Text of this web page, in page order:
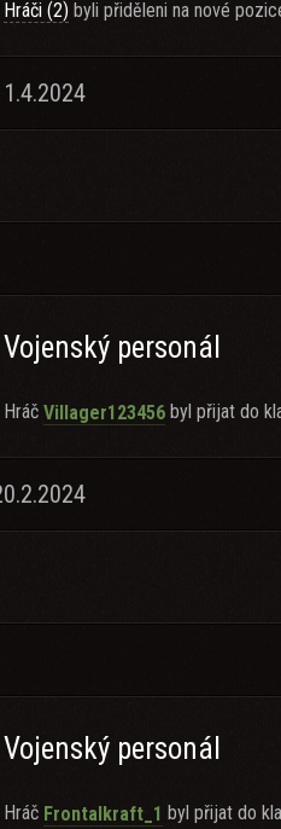
Hráči (2) byli přiděleni na nové
Vojenský personál
Hráč Villager123456 byl přijat do
Vojenský personál
Hráč Frontalkraft_1 byl přijat do